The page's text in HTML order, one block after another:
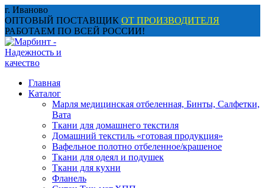
Перейти
к
содержанию
г. Иваново
ОПТОВЫЙ ПОСТАВЩИК ОТ ПРОИЗВОДИТЕЛЯ
РАБОТАЕМ ПО ВСЕЙ РОССИИ!
Главная
Каталог
Марля медицинская отбеленная, Бинты, Салфетки,
Вата
Ткани для домашнего текстиля
Домашний текстиль «готовая продукция»
Вафельное полотно отбеленное/крашеное
Ткани для одеял и подушек
Ткани для кухни
Фланель